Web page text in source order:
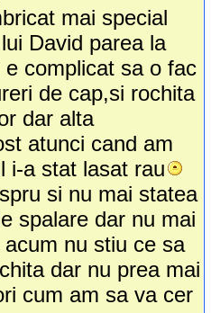
mai special
David parea la
complicat sa o fac
de cap,si rochita
dar alta
atunci cand am
i-a stat lasat rau
si nu mai statea
spalare dar nu mai
acum nu stiu ce sa
dar nu prea mai
cum am sa va cer